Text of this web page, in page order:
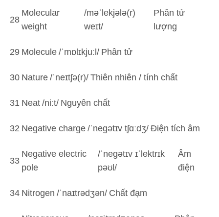
28
Molecular
weight
/məˈlekjələ(r)
weɪt/
Phân tử
lượng
29 Molecule /ˈmɒlɪkjuːl/ Phân tử
30 Nature /ˈneɪtʃə(r)/ Thiên nhiên / tính chất
31 Neat /niːt/ Nguyên chất
32 Negative charge /ˈneɡətɪv tʃɑːdʒ/ Điện tích âm
33
Negative electric
pole
/ˈneɡətɪv ɪˈlektrɪk
pəʊl/
Âm
điện
34 Nitrogen /ˈnaɪtrədʒən/ Chất đạm